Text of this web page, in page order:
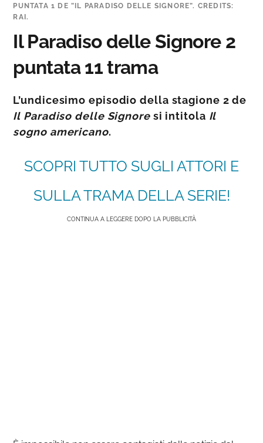
PUNTATA 1 DE ”IL PARADISO DELLE SIGNORE”. CREDITS:
RAI.
Il Paradiso delle Signore 2
puntata 11 trama
L’undicesimo episodio della stagione 2 de
Il Paradiso delle Signoresi intitola Il
sogno americano.
SCOPRI TUTTO SUGLI ATTORI E
SULLA TRAMA DELLA SERIE!
CONTINUA A LEGGERE DOPO LA PUBBLICITÀ